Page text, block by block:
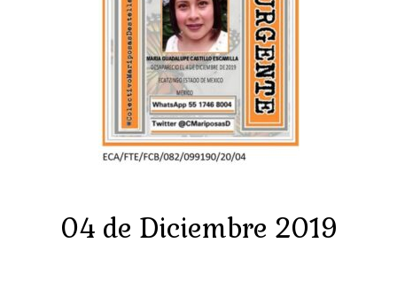
04 de Diciembre 2019